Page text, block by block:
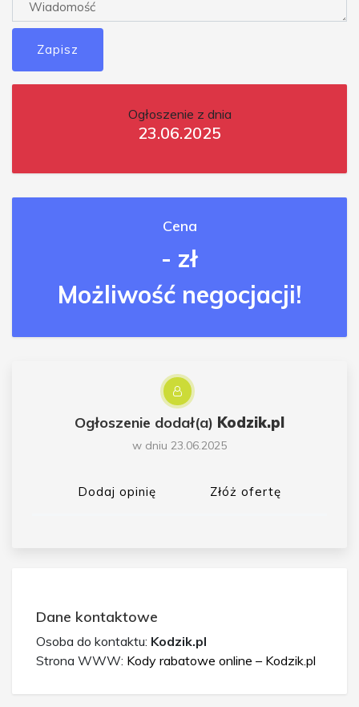
Zapisz
Ogłoszenie z dnia
23.06.2025
Cena
- zł
Możliwość negocjacji!
Ogłoszenie dodał(a) Kodzik.pl
w dniu 23.06.2025
Dodaj opinię Złóż ofertę
Dane kontaktowe
Osoba do kontaktu: Kodzik.pl
Strona WWW: Kody rabatowe online – Kodzik.pl